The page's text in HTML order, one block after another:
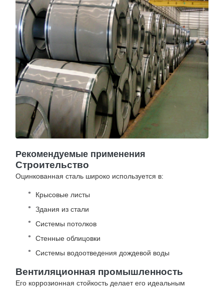
Рекомендуемые применения
Строительство
Оцинкованная сталь широко используется в:
Крысовые листы
Здания из стали
Системы потолков
Стенные облицовки
Системы водоотведения дождевой воды
Вентиляционная промышленность
Его коррозионная стойкость делает его идеальным